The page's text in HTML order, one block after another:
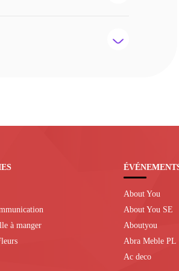
à manger
About You
About You SE
Aboutyou
Abra Meble PL
Ac deco